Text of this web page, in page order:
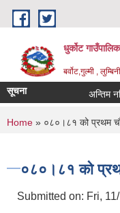
Skip to main content
धुर्कोट
बर्वोट,गुल्मी ,
सूचना अन्तिम
You are
Home » ०८०।८१ को प्रथम
०८०।८१ को
Submitted on: Fri,